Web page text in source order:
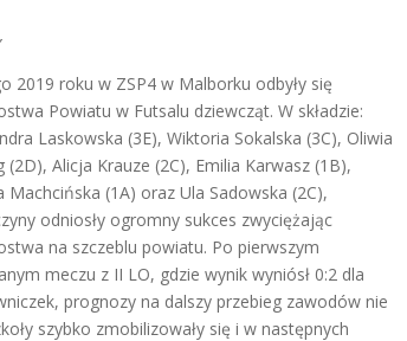
2019 roku w ZSP4 w Malborku odbyły się
Powiatu w Futsalu dziewcząt. W składzie:
Laskowska (3E), Wiktoria Sokalska (3C), Oliwia
(2D), Alicja Krauze (2C), Emilia Karwasz (1B),
Machcińska (1A) oraz Ula Sadowska (2C),
odniosły ogromny sukces zwyciężając
na szczeblu powiatu. Po pierwszym
meczu z II LO, gdzie wynik wyniósł 0:2 dla
prognozy na dalszy przebieg zawodów nie
szybko zmobilizowały się i w następnych